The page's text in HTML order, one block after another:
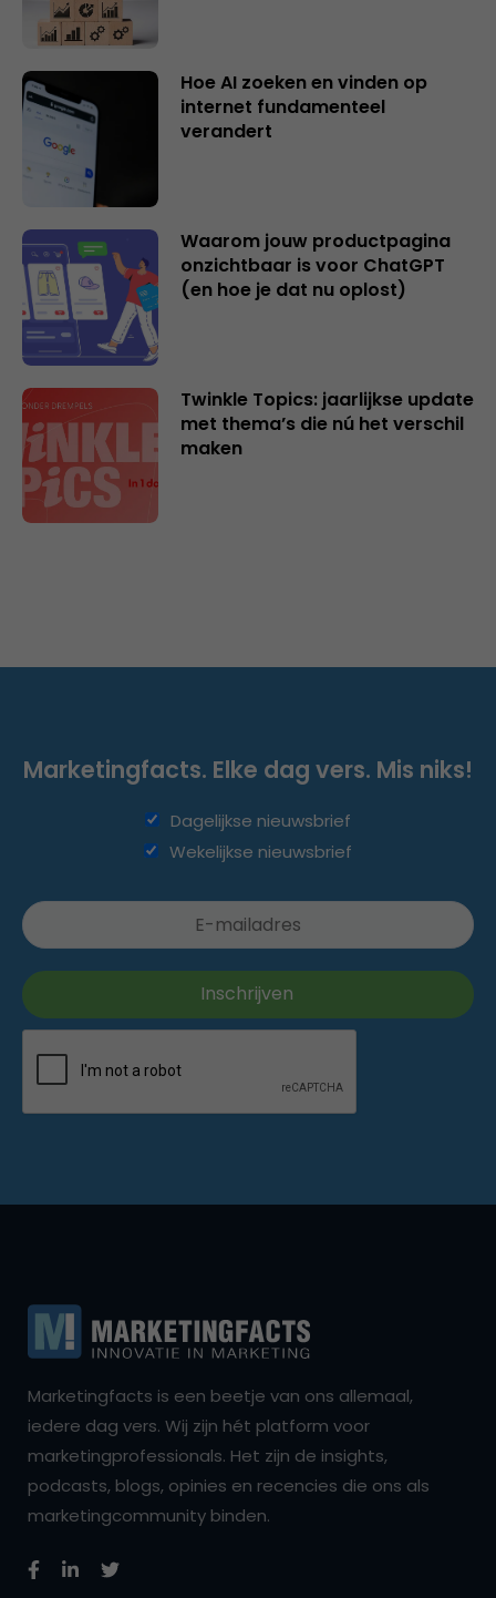
Hoe AI zoeken en vinden op
internet fundamenteel
verandert
Waarom jouw productpagina
onzichtbaar is voor ChatGPT
(en hoe je dat nu oplost)
Twinkle Topics: jaarlijkse update
met thema’s die nú het verschil
maken
Marketingfacts. Elke dag vers. Mis niks!
Dagelijkse nieuwsbrief
Wekelijkse nieuwsbrief
Marketingfacts is een beetje van ons allemaal,
iedere dag vers. Wij zijn hét platform voor
marketingprofessionals. Het zijn de insights,
podcasts, blogs, opinies en recencies die ons als
marketingcommunity binden.